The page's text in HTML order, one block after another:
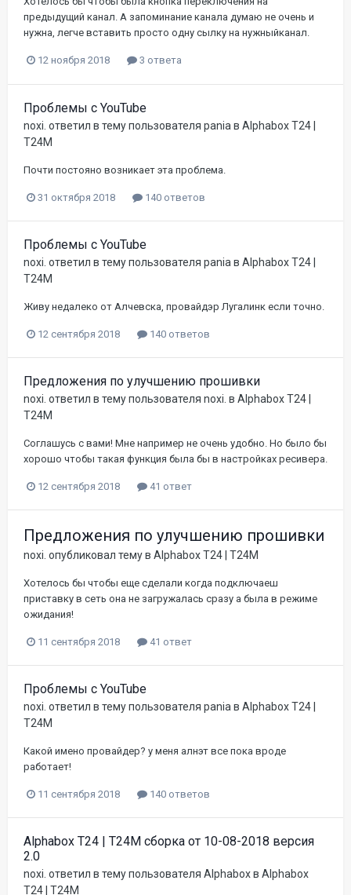
предыдущий канал. А запоминание канала думаю не очень и
нужна, легче вставить просто одну сылку на нужныйканал.
12 ноября 2018 3 ответа
Проблемы с YouTube
noxi. ответил в тему пользователя pania в Alphabox T24 |
T24M
Почти постояно возникает эта проблема.
31 октября 2018 140 ответов
Проблемы с YouTube
noxi. ответил в тему пользователя pania в Alphabox T24 |
T24M
Живу недалеко от Алчевска, провайдэр Лугалинк если точно.
12 сентября 2018 140 ответов
Предложения по улучшению прошивки
noxi. ответил в тему пользователя noxi. в Alphabox T24 |
T24M
Соглашусь с вами! Мне например не очень удобно. Но было бы
хорошо чтобы такая функция была бы в настройках ресивера.
12 сентября 2018 41 ответ
Предложения по улучшению прошивки
noxi. опубликовал тему в Alphabox T24 | T24M
Хотелось бы чтобы еще сделали когда подключаеш
приставку в сеть она не загружалась сразу а была в режиме
ожидания!
11 сентября 2018 41 ответ
Проблемы с YouTube
noxi. ответил в тему пользователя paniaв Alphabox T24 |
T24M
Какой имено провайдер? у меня алнэт все пока вроде
работает!
11 сентября 2018 140 ответов
Alphabox T24 | T24M сборка от 10-08-2018 версия
2.0
noxi. ответил в тему пользователя Alphaboxв Alphabox
T24 | T24M